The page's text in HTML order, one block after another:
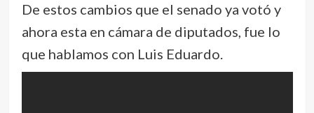
De estos cambios que el senado ya votó y
ahora esta en cámara de diputados, fue lo
que hablamos con Luis Eduardo.